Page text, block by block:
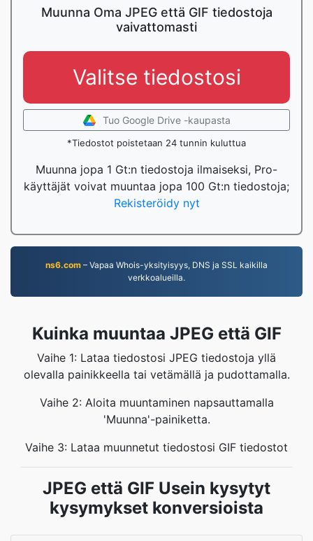
Muunna Oma JPEG että GIF tiedostoja
vaivattomasti
Valitse tiedostosi
Tuo Google Drive -kaupasta
*Tiedostot poistetaan 24 tunnin kuluttua
Muunna jopa 1 Gt:n tiedostoja ilmaiseksi, Pro-
käyttäjät voivat muuntaa jopa 100 Gt:n tiedostoja;
Rekisteröidy nyt
ns6.com – Vapaa Whois-yksityisyys, DNS ja SSL kaikilla
verkkoalueilla.
Kuinka muuntaa JPEG että GIF
Vaihe 1: Lataa tiedostosi JPEG tiedostoja yllä
olevalla painikkeella tai vetämällä ja pudottamalla.
Vaihe 2: Aloita muuntaminen napsauttamalla
'Muunna'-painiketta.
Vaihe 3: Lataa muunnetut tiedostosi GIF tiedostot
JPEG että GIF Usein kysytyt
kysymykset konversioista